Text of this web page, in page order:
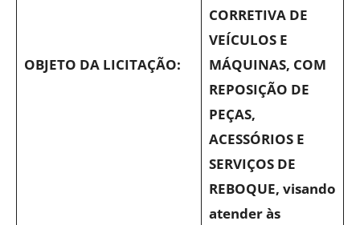
OBJETO DA LICITAÇÃO:
CORRETIVA DE
VEÍCULOS E
MÁQUINAS, COM
REPOSIÇÃO DE
PEÇAS,
ACESSÓRIOS E
SERVIÇOS DE
REBOQUE, visando
atender às